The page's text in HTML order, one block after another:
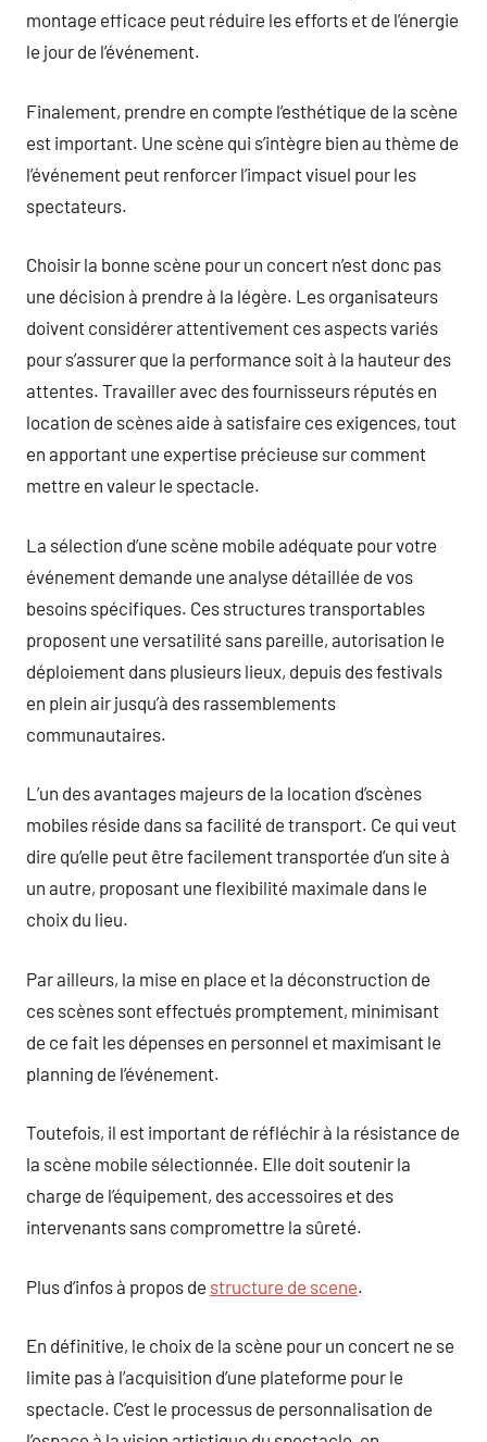
montage efficace peut réduire les efforts et de l’énergie
le jour de l’événement.
Finalement, prendre en compte l’esthétique de la scène
est important. Une scène qui s’intègre bien au thème de
l’événement peut renforcer l’impact visuel pour les
spectateurs.
Choisir la bonne scène pour un concert n’est donc pas
une décision à prendre à la légère. Les organisateurs
doivent considérer attentivement ces aspects variés
pour s’assurer que la performance soit à la hauteur des
attentes. Travailler avec des fournisseurs réputés en
location de scènes aide à satisfaire ces exigences, tout
en apportant une expertise précieuse sur comment
mettre en valeur le spectacle.
La sélection d’une scène mobile adéquate pour votre
événement demande une analyse détaillée de vos
besoins spécifiques. Ces structures transportables
proposent une versatilité sans pareille, autorisation le
déploiement dans plusieurs lieux, depuis des festivals
en plein air jusqu’à des rassemblements
communautaires.
L’un des avantages majeurs de la location d’scènes
mobiles réside dans sa facilité de transport. Ce qui veut
dire qu’elle peut être facilement transportée d’un site à
un autre, proposant une flexibilité maximale dans le
choix du lieu.
Par ailleurs, la mise en place et la déconstruction de
ces scènes sont effectués promptement, minimisant
de ce fait les dépenses en personnel et maximisant le
planning de l’événement.
Toutefois, il est important de réfléchir à la résistance de
la scène mobile sélectionnée. Elle doit soutenir la
charge de l’équipement, des accessoires et des
intervenants sans compromettre la sûreté.
Plus d’infos à propos de structure de scene.
En définitive, le choix de la scène pour un concert ne se
limite pas à l’acquisition d’une plateforme pour le
spectacle. C’est le processus de personnalisation de